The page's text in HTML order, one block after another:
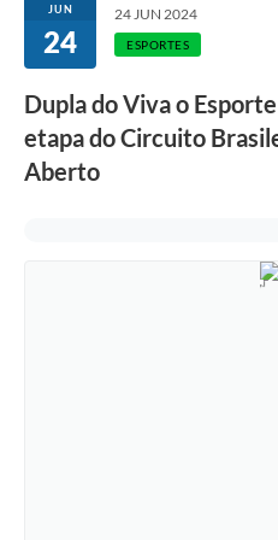
JUN
24
24 JUN 2024
ESPORTES
Dupla do Viva o
etapa do Circuito
Aberto